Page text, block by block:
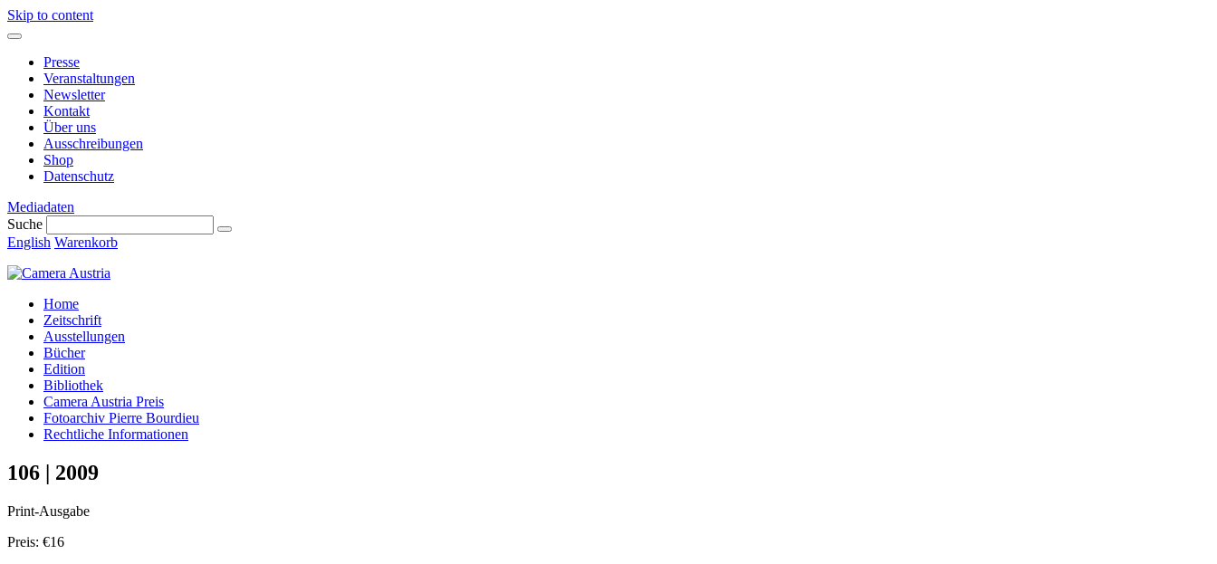
Skip to content
Presse
Veranstaltungen
Newsletter
Kontakt
Über uns
Ausschreibungen
Shop
Datenschutz
Mediadaten
Suche
English Warenkorb
Home
Zeitschrift
Ausstellungen
Bücher
Edition
Bibliothek
Camera Austria Preis
Fotoarchiv Pierre Bourdieu
Rechtliche Informationen
106 | 2009
Print-Ausgabe
Preis: €16